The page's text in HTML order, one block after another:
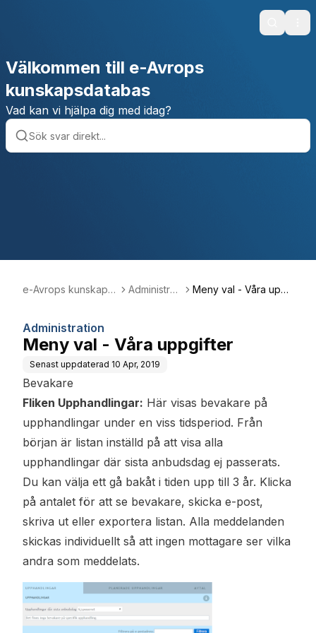
Search
Välkommen till e-Avrops
kunskapsdatabas
Vad kan vi hjälpa dig med idag?
e-Avrops kunskaps
Administrati
Meny val - Våra uppg
Administration
Meny val - Våra uppgifter
Senast uppdaterad 10 Apr, 2019
Bevakare
Fliken Upphandlingar: Här visas bevakare på
upphandlingar under en viss tidsperiod. Från
början är listan inställd på att visa alla
upphandlingar där sista anbudsdag ej passerats.
Du kan välja ett gå bakåt i tiden upp till 3 år. Klicka
på antalet för att se bevakare, skicka e-post,
skriva ut eller exportera listan. Alla meddelanden
skickas individuellt så att ingen mottagare ser vilka
andra som meddelats.